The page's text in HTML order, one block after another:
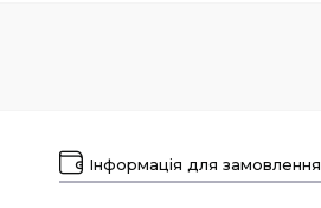
Інформація для замовлення